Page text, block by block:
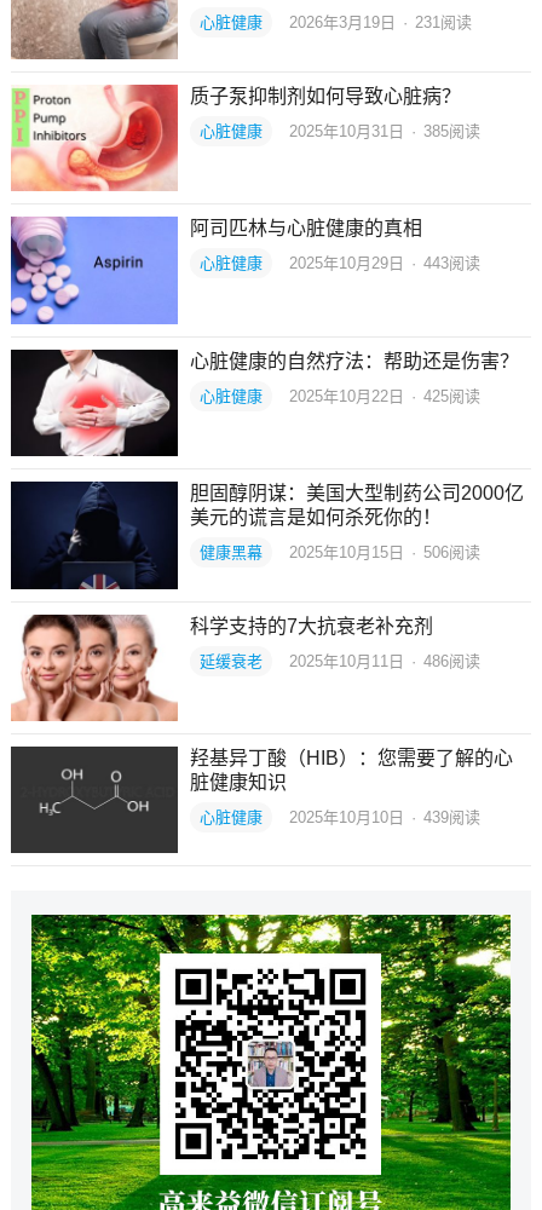
心脏健康 2026年3月19日 · 231阅读
质子泵抑制剂如何导致心脏病？
心脏健康 2025年10月31日 · 385阅读
阿司匹林与心脏健康的真相
心脏健康 2025年10月29日 · 443阅读
心脏健康的自然疗法：帮助还是伤害？
心脏健康 2025年10月22日 · 425阅读
胆固醇阴谋：美国大型制药公司2000亿
美元的谎言是如何杀死你的！
健康黑幕 2025年10月15日 · 506阅读
科学支持的7大抗衰老补充剂
延缓衰老 2025年10月11日 · 486阅读
羟基异丁酸（HIB）：您需要了解的心
脏健康知识
心脏健康 2025年10月10日 · 439阅读